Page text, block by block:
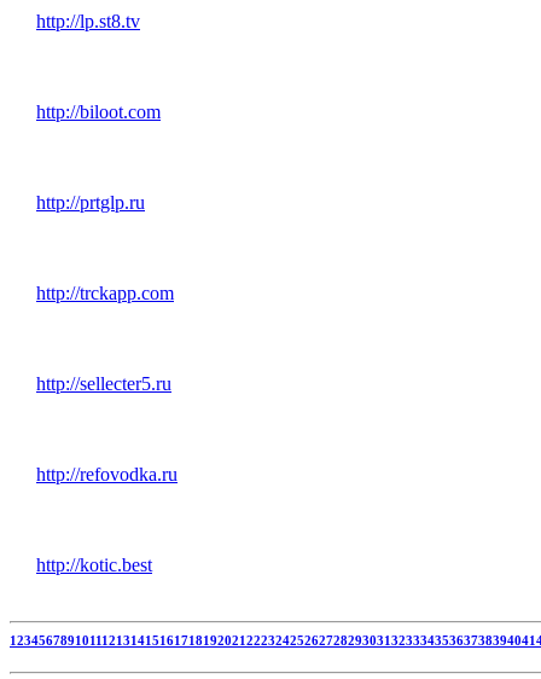
http://lp.st8.tv
http://biloot.com
http://prtglp.ru
http://trckapp.com
http://sellecter5.ru
http://refovodka.ru
http://kotic.best
1234567891011121314151617181920212223242526272829303132333435363738394041